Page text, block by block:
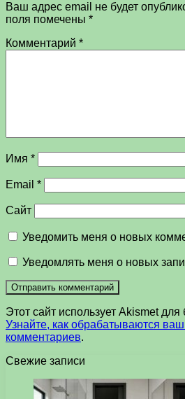
Ваш адрес email не будет
поля помечены *
Комментарий *
Имя *
Email *
Сайт
Уведомить меня о новых
Уведомлять меня о новых
Этот сайт использует Akismet
Узнайте, как обрабатываются
комментариев.
Свежие записи